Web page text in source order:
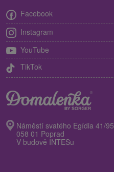
Facebook
Instagram
YouTube
TikTok
Náměstí svatého Egídia 41/95
058 01 Poprad
V budově INTESu